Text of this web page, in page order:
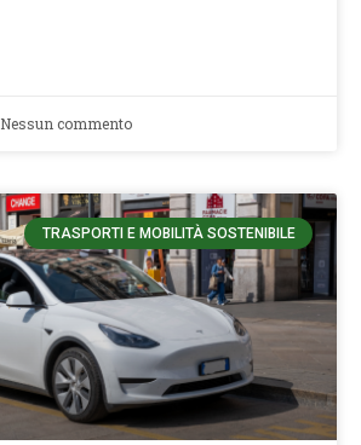
Nessun commento
TRASPORTI E MOBILITÀ SOSTENIBILE